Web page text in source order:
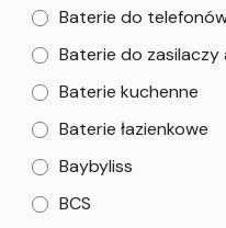
Baterie do
Baterie do zasilaczy
Baterie kuchenne
Baterie łazienkowe
Baybyliss
BCS